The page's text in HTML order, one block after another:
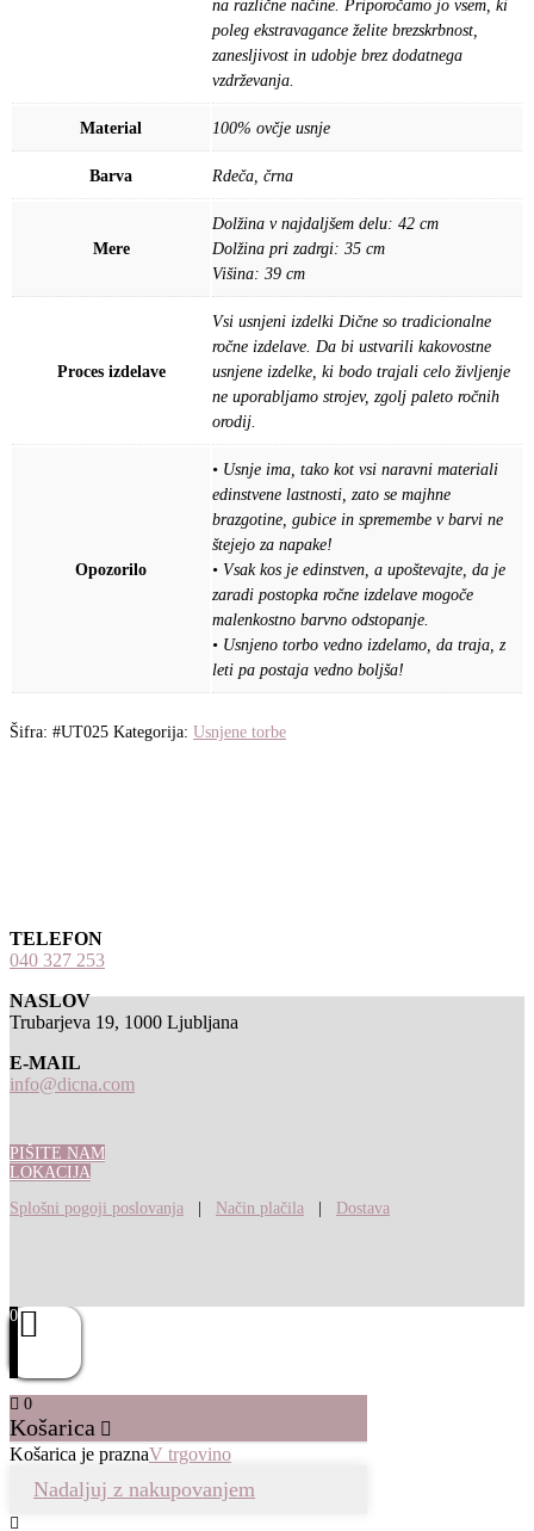
na različne načine. Priporočamo jo vsem, ki
poleg ekstravagance želite brezskrbnost,
zanesljivost in udobje brez dodatnega
vzdrževanja.
Material 100% ovčje usnje
Barva Rdeča, črna
Mere
Dolžina v najdaljšem delu: 42 cm
Dolžina pri zadrgi: 35 cm
Višina: 39 cm
Proces izdelave
Vsi usnjeni izdelki Dične so tradicionalne
ročne izdelave. Da bi ustvarili kakovostne
usnjene izdelke, ki bodo trajali celo življenje
ne uporabljamo strojev, zgolj paleto ročnih
orodij.
Opozorilo
• Usnje ima, tako kot vsi naravni materiali
edinstvene lastnosti, zato se majhne
brazgotine, gubice in spremembe v barvi ne
štejejo za napake!
• Vsak kos je edinstven, a upoštevajte, da je
zaradi postopka ročne izdelave mogoče
malenkostno barvno odstopanje.
• Usnjeno torbo vedno izdelamo, da traja, z
leti pa postaja vedno boljša!
Šifra: #UT025 Kategorija: Usnjene torbe
TELEFON
040 327 253
NASLOV
Trubarjeva 19, 1000 Ljubljana
E-MAIL
info@dicna.com
PIŠITE NAM
LOKACIJA
Splošni pogoji poslovanja
Način plačila Dostava
0
0
Košarica
Košarica je praznaV trgovino
Nadaljuj z nakupovanjem